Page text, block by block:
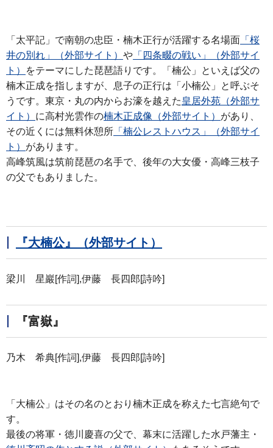
「太平記」で南朝の忠臣・楠木正行が活躍する名場面
「桜
井の別れ」（外部サイト） や 「四条畷の戦い」（外部サイ
ト）
をテーマにした琵琶語りです。「楠公」といえば父の
楠木正成を指しますが、息子の正行は「小楠公」と呼ぶそ
うです。東京・丸の内からお濠を越えた皇居外苑（外部サ
イト） に高村光雲作の楠木正成像（外部サイト） があり、
その近くには無料休憩所 「楠公レストハウス」（外部サイ
ト） があります。
高峰筑風は筑前琵琶の名手で、後年の大女優・高峰三枝子
の父でもありました。
『大楠公』（外部サイト）
梁川 星巖[作詞],伊藤 長四郎[詩吟]
『富嶽』
乃木 希典[作詞],伊藤 長四郎[詩吟]
「大楠公」はその名のとおり楠木正成を称えた七言絶句で
す。
最後の将軍・徳川慶喜の父で、幕末に活躍した水戸藩主・